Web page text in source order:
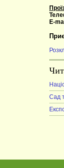
E-
Сад